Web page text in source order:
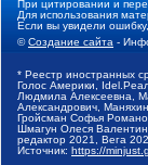
При цитировании и
Для использования
Если вы увидели
©Создание сайта -
* Реестр иностранных
Голос Америки,
Людмила Алексеевна,
Александрович,
Гройсман Софья
Шмагун Олеся
редактор 2021, Вега
Источник: https://